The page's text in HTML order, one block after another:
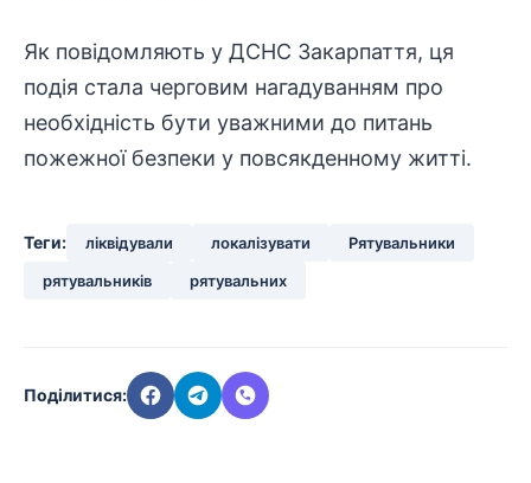
Як повідомляють у ДСНС Закарпаття, ця
подія стала черговим нагадуванням про
необхідність бути уважними до питань
пожежної безпеки у повсякденному житті.
Теги: ліквідували локалізувати
Рятувальники
рятувальників
рятувальних
Поділитися: